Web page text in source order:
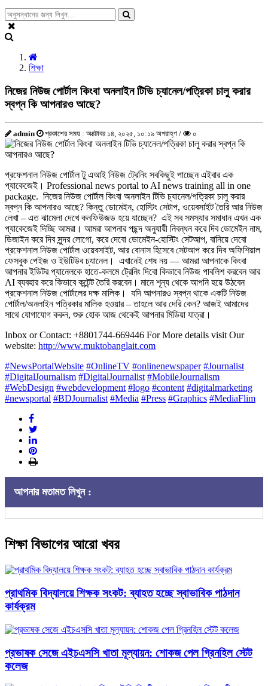
শিক্ষা
নিজের নিউজ পোর্টাল কিংবা অনলাইন টিভি চ্যানেল/পত্রিকা চালু করার
স্বপ্ন কি আপনারও আছে?
admin প্রকাশের সময় : অক্টোবর ১৪, ২০২৫, ১০:১৯ অপরাহ্ণ / ০
প্রফেশনাল নিউজ পোর্টাল টু এআই নিউজ ট্রেনিং সবকিছুই পাচ্ছেন এইবার এক
প্যাকেজেই। Professional news portal to AI news training all in one
package. ‎ ‎নিজের নিউজ পোর্টাল কিংবা অনলাইন টিভি চ্যানেল/পত্রিকা চালু করার
স্বপ্ন কি আপনারও আছে? ‎কিন্তু ডোমেইন, হোস্টিং সেটাপ, ওয়েবসাইট তৈরি আর নিউজ
লেখা – এত ঝামেলা দেখে কনফিউজড হয়ে যাচ্ছেন? ‎ ‎এই সব সমস্যার সমাধান এখন এক
প্যাকেজেই দিচ্ছি আমরা। ‎আমরা আপনার পছন্দ অনুযায়ী নিবন্ধন করে দিব ডোমেইন নাম,
ডিজাইন করে দিব সুন্দর লোগো, করে দেবো ডোমেইন-হোস্টিং সেটআপ, বানিয়ে দেবো
প্রফেশনাল নিউজ পোর্টাল ওয়েবসাইট, আর বোনাস হিসেবে সেট‌আপ করে দিব অফিশিয়াল
ফেসবুক পেইজ ও ইউটিউব চ্যানেল। ‎ ‎এখানেই শেষ নয় — আমরা আপনাকে কিংবা
আপনার ইডিটর প্যানেলকে হাতে-কলমে ট্রেনিং দিবো কিভাবে নিউজ পাবলিশ করবেন আর
AI ব্যবহার করে কিভাবে কন্টেন্ট তৈরি করবেন। ‎মানে শূন্য থেকে আপনি হয়ে উঠবেন
প্রফেশনাল নিউজ পোর্টালের দক্ষ মালিক। ‎ ‎যদি আপনারও স্বপ্ন থাকে একটি নিউজ
পোর্টাল/অনলাইন পত্রিকার মালিক হওয়ার – তাহলে আর দেরি কেন? ‎আজই আমাদের
সাথে যোগাযোগ করুন, শুরু হোক আজ থেকেই আপনার মিডিয়া যাত্রা।
Inbox or Contact: +8801744-669446 ‎For More details visit Our
website: http://www.muktobanglait.com
#NewsPortalWebsite #OnlineTV #onlinenewspaper #Journalist
#DigitalJournalism #DigitalJournalist #MobileJournalism
#WebDesign #webdevelopment #logo #content #digitalmarketing
#newsportal #BDJournalist #Media #Press #Graphics #MediaFlim
আপনার মতামত লিখুন :
শিক্ষা বিভাগের আরো খবর
প্রাথমিক বিদ্যালয়ে শিক্ষক সংকট: ব্যাহত হচ্ছে স্বাভাবিক পাঠদান
কার্যক্রম
প্রভাষক সেজে এইচএসসি খাতা মূল্যায়ন: শোকজ পেল গ্রিনহিল স্টেট
কলেজ